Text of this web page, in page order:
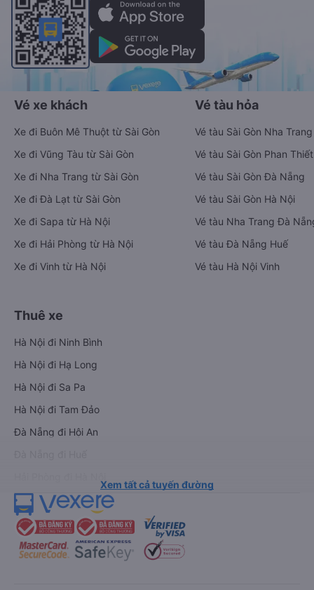
Vé xe khách
Xe đi Buôn Mê Thuột từ Sài Gòn
Xe đi Vũng Tàu từ Sài Gòn
Xe đi Nha Trang từ Sài Gòn
Xe đi Đà Lạt từ Sài Gòn
Xe đi Sapa từ Hà Nội
Xe đi Hải Phòng từ Hà Nội
Xe đi Vinh từ Hà Nội
Vé tàu hỏa
Vé tàu Sài Gòn Nha Trang
Vé tàu Sài Gòn Phan Thiết
Vé tàu Sài Gòn Đà Nẵng
Vé tàu Sài Gòn Hà Nội
Vé tàu Nha Trang Đà
Vé tàu Đà Nẵng Huế
Vé tàu Hà Nội Vinh
Thuê xe
Hà Nội đi Ninh Bình
Hà Nội đi Hạ Long
Hà Nội đi Sa Pa
Hà Nội đi Tam Đảo
Đà Nẵng đi Hội An
Xem tất cả tuyến đường